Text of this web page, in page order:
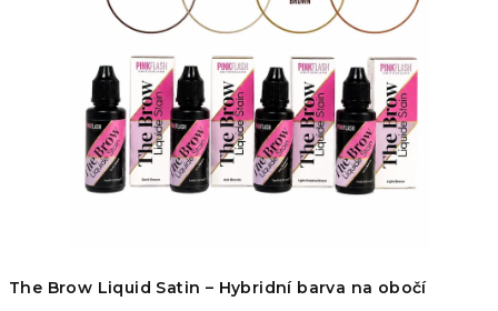
The Brow Liquid Satin – Hybridní barva na obočí
hvězdiček.